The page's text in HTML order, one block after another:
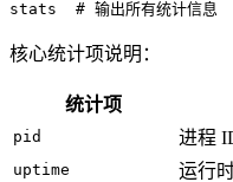
stats  # 输出所有统计信息
核心统计项说明：
统计项
pid 进程
uptime 运行